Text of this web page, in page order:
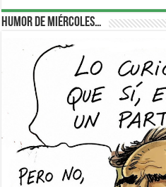
Humor de Miércoles…